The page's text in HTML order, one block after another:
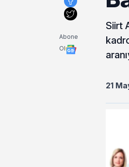
Abone
Ol
Siirt
21